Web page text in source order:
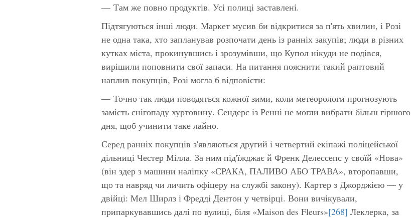
— Там же повно продуктів. Усі полиці заставлені.
Підтягуються інші люди. Маркет мусив би відкритися за п'ять хвилин, і Розі
не одна така, хто запланував розпочати день із ранніх закупів; люди в різних
кутках міста, прокинувшись і зрозумівши, що Купол нікуди не подівся,
вирішили поповнити свої запаси. На питання пояснити такий раптовий
наплив покупців, Розі могла б відповісти:
— Точно так люди поводяться кожної зими, коли метеорологи прогнозують
замість снігопаду хуртовину. Сендерс із Ренні не могли вибрати більш гіршого
дня, щоб учинити таке лайно.
Серед ранніх покупців з'являються другий і четвертий екіпажі поліцейської
дільниці Честер Мілла. За ним під'їжджає й Френк Делессепс у своїй «Нова»
(він здер з машини наліпку «СРАКА, ПАЛИВО АБО ТРАВА», второпавши,
що та навряд чи личить офіцеру на службі закону). Картер з Джорджією — у
двійці: Мел Ширлз і Фредді Дентон у четвірці. Вони вичікували,
припаркувавшись далі по вулиці, біля «Maison des Fleurs»[268] Леклерка, за